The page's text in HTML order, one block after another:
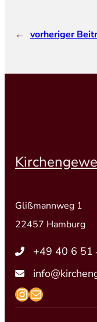
← vorheriger
Glißmannweg 1
22457 Hamburg
+49 40 6 51
https://